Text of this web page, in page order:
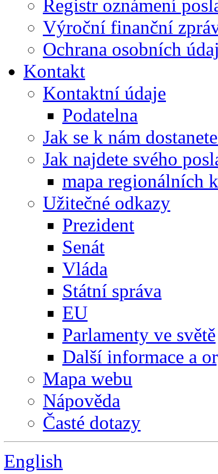
Registr oznámení
Výroční finanční
Ochrana osobních
Kontakt
Kontaktní údaje
Podatelna
Jak se k nám
Jak najdete svého
mapa regionálních
Užitečné odkazy
Prezident
Senát
Vláda
Státní správa
EU
Parlamenty ve světě
Další informace a
Mapa webu
Nápověda
Časté dotazy
English